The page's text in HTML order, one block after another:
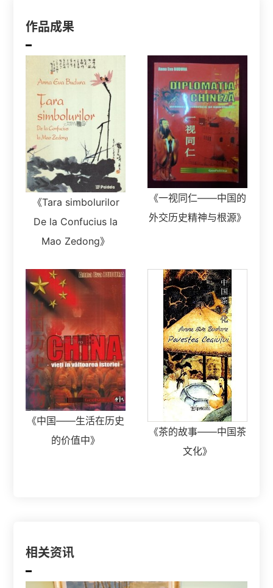
作品成果
《Tara simbolurilor
De la Confucius la
Mao Zedong》
《一视同仁——中国的
外交历史精神与根源》
《中国——生活在历史
的价值中》
《茶的故事——中国茶
文化》
相关资讯